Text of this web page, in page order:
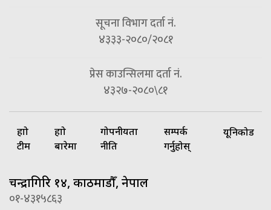
सूचना विभाग दर्ता नं.
४३३३-२०८०/२०८१
प्रेस काउन्सिलमा दर्ता नं.
४३२७-२०८०\८१
हाम्रो
टीम
हाम्रो
बारेमा
गोपनीयता
नीति
सम्पर्क
गर्नुहोस्
यूनिकोड
चन्द्रागिरि १४, काठमाडौँ, नेपाल
०१-४३१५८६३